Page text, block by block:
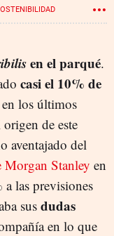
en el parqué.
casi el 10% de
los últimos
de este
aventajado del
Stanley en
las previsiones
susdudas
en lo que